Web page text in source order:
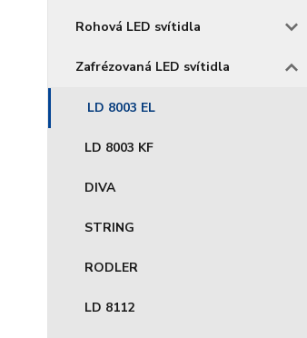
Rohová LED svítidla
Zafrézovaná LED svítidla
LD 8003 EL
LD 8003 KF
DIVA
STRING
RODLER
LD 8112